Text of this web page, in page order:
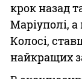
крок назад
Маріуполі,
Колосі,
найкращих